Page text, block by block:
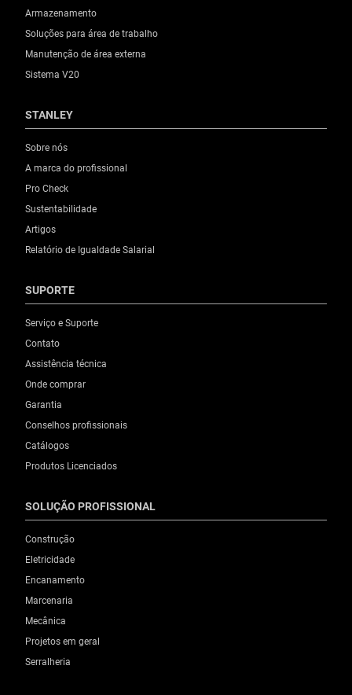
Armazenamento
Soluções para área de trabalho
Manutenção de área externa
Sistema V20
STANLEY
Sobre nós
A marca do profissional
Pro Check
Sustentabilidade
Artigos
Relatório de Igualdade Salarial
SUPORTE
Serviço e Suporte
Contato
Assistência técnica
Onde comprar
Garantia
Conselhos profissionais
Catálogos
Produtos Licenciados
SOLUÇÃO PROFISSIONAL
Construção
Eletricidade
Encanamento
Marcenaria
Mecânica
Projetos em geral
Serralheria